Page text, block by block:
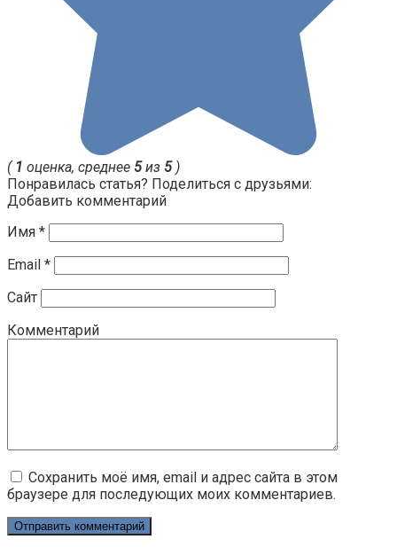
( 1 оценка, среднее 5из 5)
Понравилась статья? Поделиться с друзьями:
Добавить комментарий
Имя *
Email *
Сайт
Комментарий
Сохранить моё имя, email и адрес сайта в этом
браузере для последующих моих комментариев.